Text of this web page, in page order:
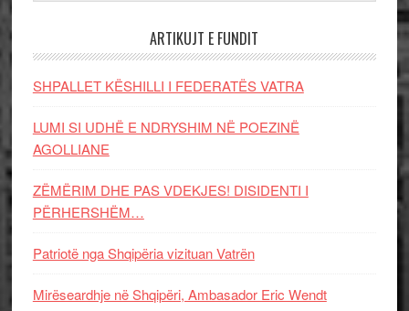
ARTIKUJT E FUNDIT
SHPALLET KËSHILLI I FEDERATËS VATRA
LUMI SI UDHË E NDRYSHIM NË POEZINË
AGOLLIANE
ZËMËRIM DHE PAS VDEKJES! DISIDENTI I
PËRHERSHËM…
Patriotë nga Shqipëria vizituan Vatrën
Mirëseardhje në Shqipëri, Ambasador Eric Wendt